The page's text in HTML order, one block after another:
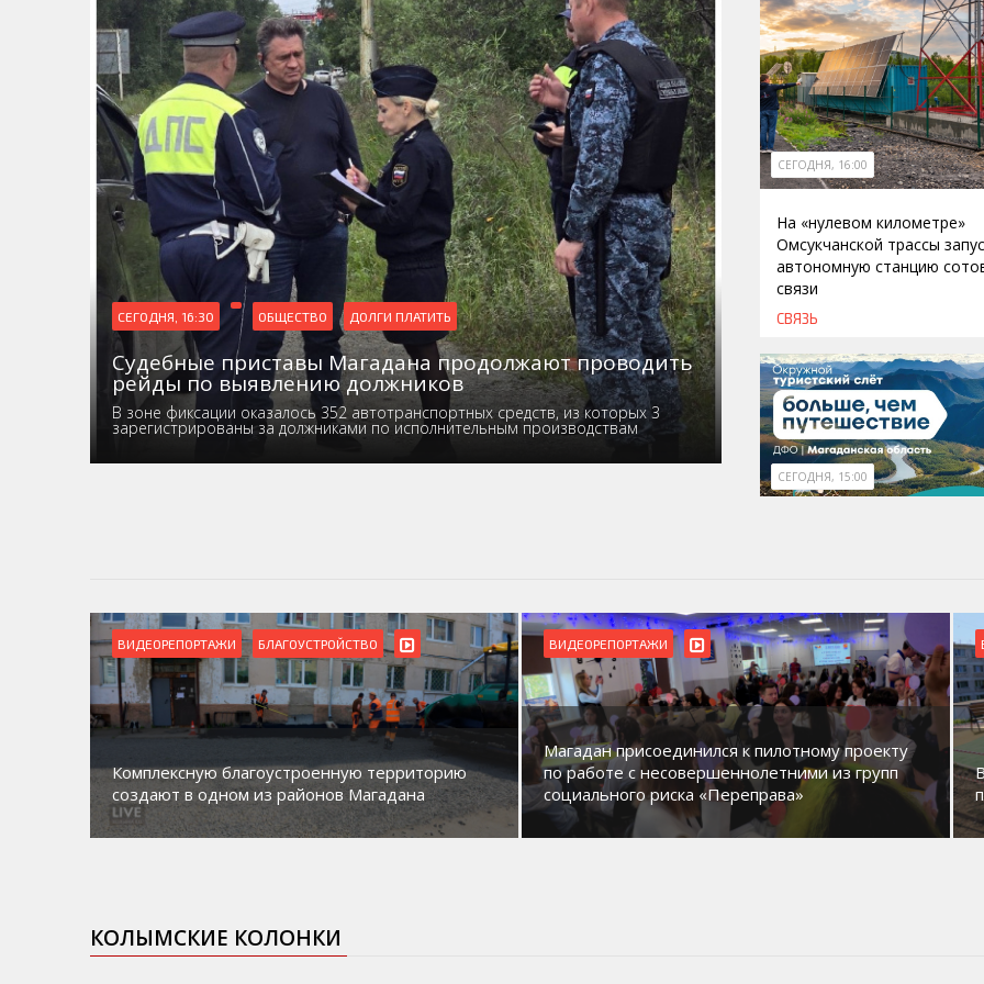
СЕГОДНЯ, 16:30 ОБЩЕСТВО ДОЛГИ ПЛАТИТЬ
Судебные приставы Магадана продолжают проводить
рейды по выявлению должников
В зоне фиксации оказалось 352 автотранспортных средств, из которых 3
зарегистрированы за должниками по исполнительным производствам
СЕГОДНЯ, 16:00
На «нулевом километре»
Омсукчанской трассы
автономную станцию
связи
СВЯЗЬ
СЕГОДНЯ, 15:00
ВИДЕОРЕПОРТАЖИ БЛАГОУСТРОЙСТВО
Комплексную благоустроенную территорию
создают в одном из районов Магадана
ВИДЕОРЕПОРТАЖИ
Магадан присоединился к пилотному проекту
по работе с несовершеннолетними из групп
социального риска «Переправа»
КОЛЫМСКИЕ КОЛОНКИ